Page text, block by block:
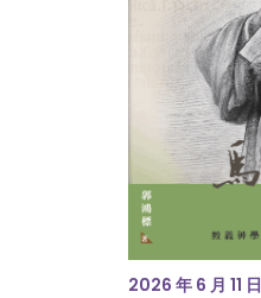
2026 年 6 月 11 日